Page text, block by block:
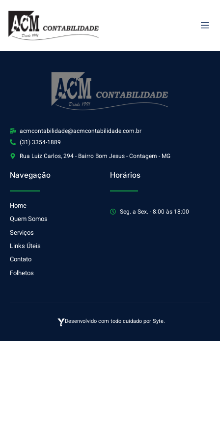
acmcontabilidade@acmcontabilidade.com.br
(31) 3354-1889
Rua Luiz Carlos, 294 - Bairro Bom Jesus - Contagem - MG
Navegação
Home
Quem Somos
Serviços
Links Úteis
Contato
Folhetos
Horários
Seg. a Sex. - 8:00 às 18:00
Desenvolvido com todo cuidado porSyte.